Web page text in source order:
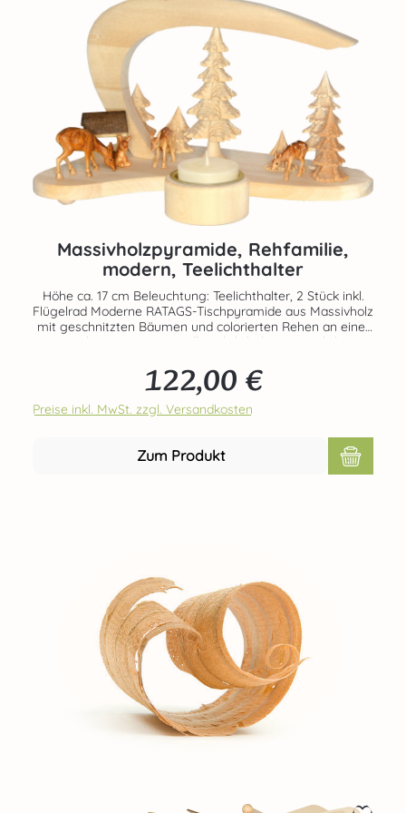
Massivholzpyramide, Rehfamilie,
modern, Teelichthalter
Höhe ca. 17 cm Beleuchtung: Teelichthalter, 2 Stück inkl.
Flügelrad Moderne RATAGS-Tischpyramide aus Massivholz
mit geschnitzten Bäumen und colorierten Rehen an einer
Futterkrippe. Zwei Anstell-Teelichthalter ermöglichen
Massivholztanne im Zentrum der Pyramide. Rehe und
Bäume sind komplett in Massivholz ausgeführt. Echte
Handarbeit aus dem Hause RATAGS - Made in Germany -
100% original Erzgebirge Teelichter nicht im Set enthalten!
Regulärer Preis:
122,00 €
Preise inkl. MwSt. zzgl. Versandkosten
Zum Produkt